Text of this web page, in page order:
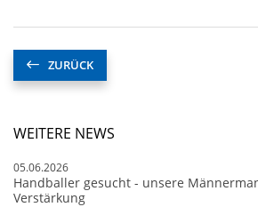
ZURÜCK
WEITERE NEWS
05.06.2026
Handballer gesucht - unsere
Verstärkung